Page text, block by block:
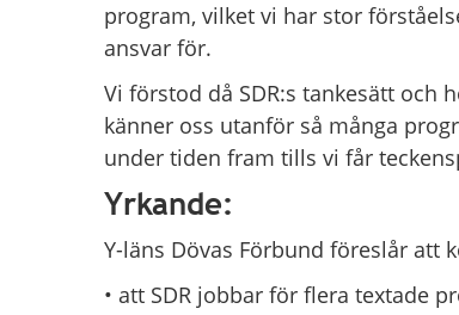
program, vilket vi har stor
ansvar för.
Vi förstod då SDR:s tankesätt och
känner oss utanför så många
under tiden fram tills vi får
Yrkande:
Y-läns Dövas Förbund föreslår att
• att SDR jobbar för flera textade